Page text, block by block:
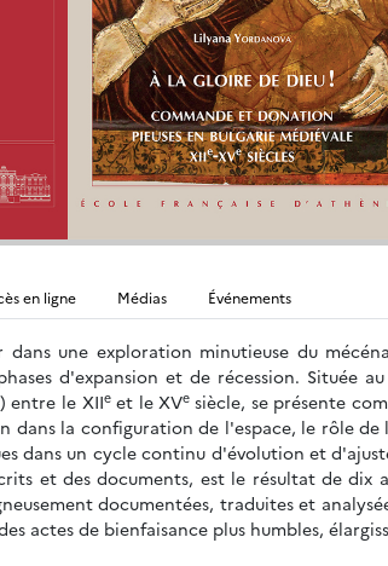
en ligne Médias Événements
une exploration minutieuse du
d'expansion et de récession. Située
entre le XIIeet le XVe siècle, se présente
dans la configuration de l'espace, le rôle
dans un cycle continu d'évolution et
et des documents, est le résultat de
documentées, traduites et
actes de bienfaisance plus humbles,